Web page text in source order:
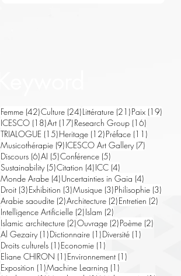
Femme (42)42 posts
Culture (24)24 posts
Littérature (21)21 posts
Paix (19)19
ICESCO (18)18 posts
Art (17)17 posts
Research Group (16)16 posts
TRIALOGUE (15)15 posts
Heritage (12)12 posts
Préface (11)11 posts
Musicothérapie (9)9 posts
ICESCO Art Gallery (7)7 posts
Discours (6)6 posts
AI (5)5 posts
Conférence (5)5 posts
Sustainability (5)5 posts
Citation (4)4 posts
ICC (4)4 posts
Monde Arabe (4)4 posts
Uncertainties in Gaia (4)4 posts
Droit (3)3 posts
Exhibition (3)3 posts
Musique (3)3 posts
Philisophie (3)3
Arabie saoudite (2)2 posts
Architecture (2)2 posts
Entretien (2)2 posts
Intelligence Artificielle (2)2 posts
Islam (2)2 posts
Islamic architecture (2)2 posts
Ouvrage (2)2 posts
Poème (2)2 posts
Al Gezairy (1)1 post
Dictionnaire (1)1 post
Diversité (1)1 post
Droits culturels (1)1 post
Economie (1)1 post
Eliane CHIRON (1)1 post
Environnement (1)1 post
Exposition (1)1 post
Machine Learning (1)1 post